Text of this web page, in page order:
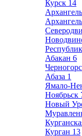
Курск 14
Абакан 6
Абаза 1
Ямало-
Ноябрьск
Новый
Курган 13